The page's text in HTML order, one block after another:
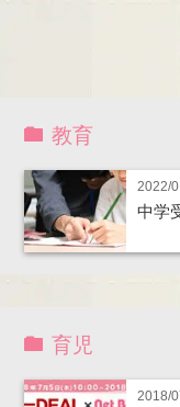
教育
2022/
中学
育児
2018/